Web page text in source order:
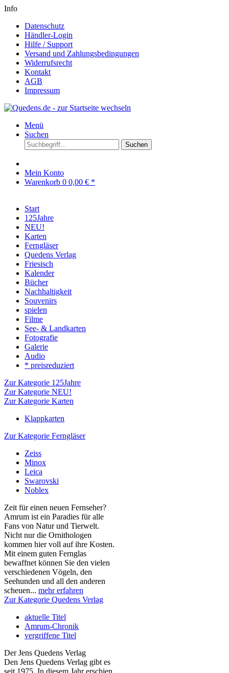
Info
Datenschutz
Händler-Login
Hilfe / Support
Versand und Zahlungsbedingungen
Widerrufsrecht
Kontakt
AGB
Impressum
Menü
Suchen
Suchen
Mein Konto
Warenkorb 0 0,00 € *
Start
125Jahre
NEU!
Karten
Ferngläser
Quedens Verlag
Friesisch
Kalender
Bücher
Nachhaltigkeit
Souvenirs
spielen
Filme
See- & Landkarten
Fotografie
Galerie
Audio
* preisreduziert
Zur Kategorie 125Jahre
Zur Kategorie NEU!
Zur Kategorie Karten
Klappkarten
Zur Kategorie Ferngläser
Zeiss
Minox
Leica
Swarovski
Noblex
Zeit für einen neuen Fernseher?
Amrum ist ein Paradies für alle
Fans von Natur und Tierwelt.
Nicht nur die Ornithologen
kommen hier voll auf ihre Kosten.
Mit einem guten Fernglas
bewaffnet können Sie den vielen
verschiedenen Vögeln, den
Seehunden und all den anderen
scheuen... mehr erfahren
Zur Kategorie Quedens Verlag
aktuelle Titel
Amrum-Chronik
vergriffene Titel
Der Jens Quedens Verlag
Den Jens Quedens Verlag gibt es
seit 1975. In diesem Jahr erschien